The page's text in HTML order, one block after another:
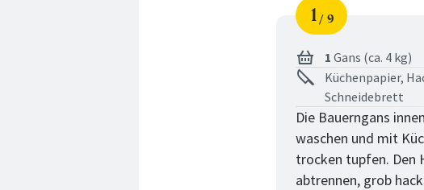
Schritt
1
von
9
1 Gans (ca. 4 kg)
Küchenpapier,
Schneidebrett
Die Bauerngans
waschen und mit
trocken tupfen. Den
abtrennen, grob